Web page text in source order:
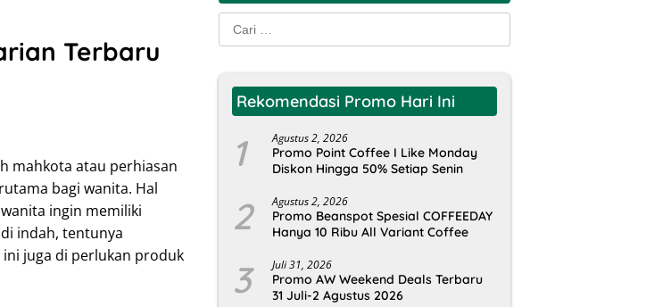
Terbaru
mahkota atau perhiasan
bagi wanita. Hal
ingin memiliki
indah, tentunya
juga di perlukan produk
Cari
untuk:
Rekomendasi Promo Hari Ini
1 Agustus 2, 2026
Promo Point Coffee I Like Monday
Diskon Hingga 50% Setiap Senin
2 Agustus 2, 2026
Promo Beanspot Spesial COFFEEDAY
Hanya 10 Ribu All Variant Coffee
3 Juli 31, 2026
Promo AW Weekend Deals Terbaru
31 Juli-2 Agustus 2026